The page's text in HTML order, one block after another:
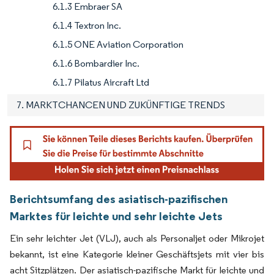
6.1.3 Embraer SA
6.1.4 Textron Inc.
6.1.5 ONE Aviation Corporation
6.1.6 Bombardier Inc.
6.1.7 Pilatus Aircraft Ltd
7. MARKTCHANCEN UND ZUKÜNFTIGE TRENDS
Berichtsumfang des asiatisch-pazifischen
Marktes für leichte und sehr leichte Jets
Ein sehr leichter Jet (VLJ), auch als Personaljet oder Mikrojet
bekannt, ist eine Kategorie kleiner Geschäftsjets mit vier bis
acht Sitzplätzen. Der asiatisch-pazifische Markt für leichte und